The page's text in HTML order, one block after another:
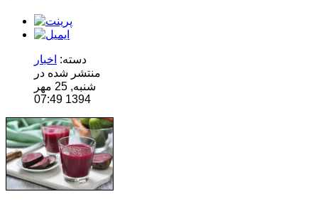
دسته: اخبار
منتشر شده در
شنبه, 25 مهر
1394 07:49